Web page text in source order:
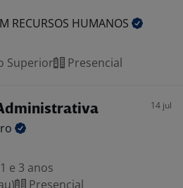
RECURSOS HUMANOS
Superior Presencial
14 jul
e 3 anos
Presencial